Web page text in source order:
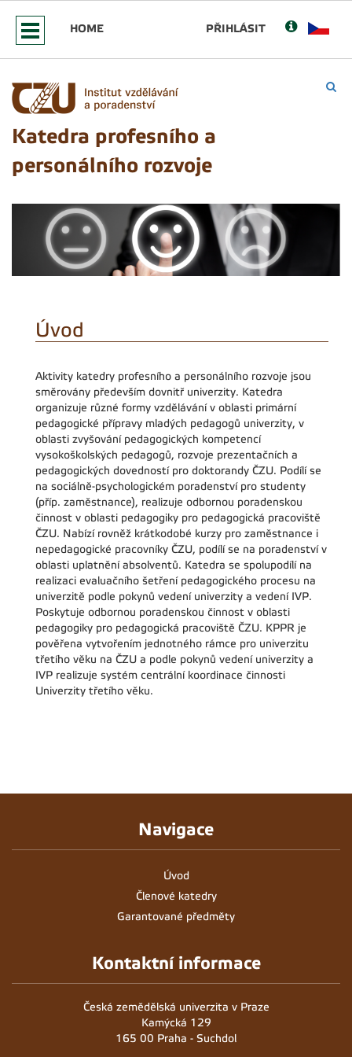
HOME PŘIHLÁSIT
Katedra profesního a
personálního rozvoje
Úvod
Aktivity katedry profesního a personálního rozvoje jsou
směrovány především dovnitř univerzity. Katedra
organizuje různé formy vzdělávání v oblasti primární
pedagogické přípravy mladých pedagogů univerzity, v
oblasti zvyšování pedagogických kompetencí
vysokoškolských pedagogů, rozvoje prezentačních a
pedagogických dovedností pro doktorandy ČZU. Podílí se
na sociálně-psychologickém poradenství pro studenty
(příp. zaměstnance), realizuje odbornou poradenskou
činnost v oblasti pedagogiky pro pedagogická pracoviště
ČZU. Nabízí rovněž krátkodobé kurzy pro zaměstnance i
nepedagogické pracovníky ČZU, podílí se na poradenství v
oblasti uplatnění absolventů. Katedra se spolupodílí na
realizaci evaluačního šetření pedagogického procesu na
univerzitě podle pokynů vedení univerzity a vedení IVP.
Poskytuje odbornou poradenskou činnost v oblasti
pedagogiky pro pedagogická pracoviště ČZU. KPPR je
pověřena vytvořením jednotného rámce pro univerzitu
třetího věku na ČZU a podle pokynů vedení univerzity a
IVP realizuje systém centrální koordinace činnosti
Univerzity třetího věku.
Navigace
Úvod
Členové katedry
Garantované předměty
Kontaktní informace
Česká zemědělská univerzita v Praze
Kamýcká 129
165 00 Praha - Suchdol